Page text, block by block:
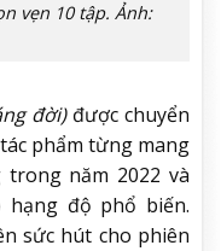
vẹn 10 tập. Ảnh:
đời)được chuyển
phẩm từng mang
năm 2022 và
độ phổ biến.
sức hút cho phiên